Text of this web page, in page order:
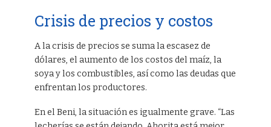
Crisis de precios y costos
A la crisis de precios se suma la escasez de
dólares, el aumento de los costos del maíz, la
soya y los combustibles, así como las deudas que
enfrentan los productores.
En el Beni, la situación es igualmente grave. “Las